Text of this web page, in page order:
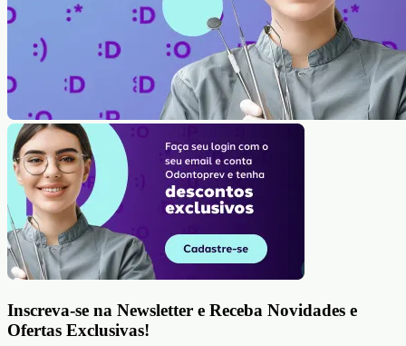
Inscreva-se na Newsletter e Receba Novidades e
Ofertas Exclusivas!